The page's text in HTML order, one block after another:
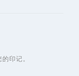
印记。